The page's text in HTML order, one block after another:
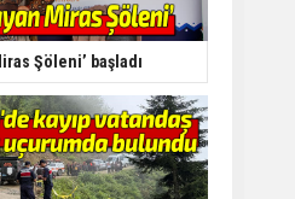
Şöleni’ başladı